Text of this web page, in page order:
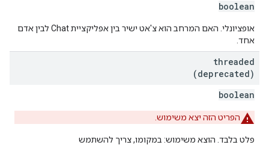
boolean
אופציונלי. האם המרחב הוא צ'אט ישיר בין אפליקציית Chat לבין אדם
אחד.
threaded
(deprecated)
boolean
הפריט הזה יצא משימוש.
פלט בלבד. הוצא משימוש: במקומו, צריך להשתמש